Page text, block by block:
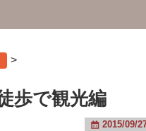
>
歩で観光編
2015/09/